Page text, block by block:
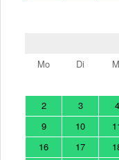
Mo
Di
2
3 4
9
10
16
17